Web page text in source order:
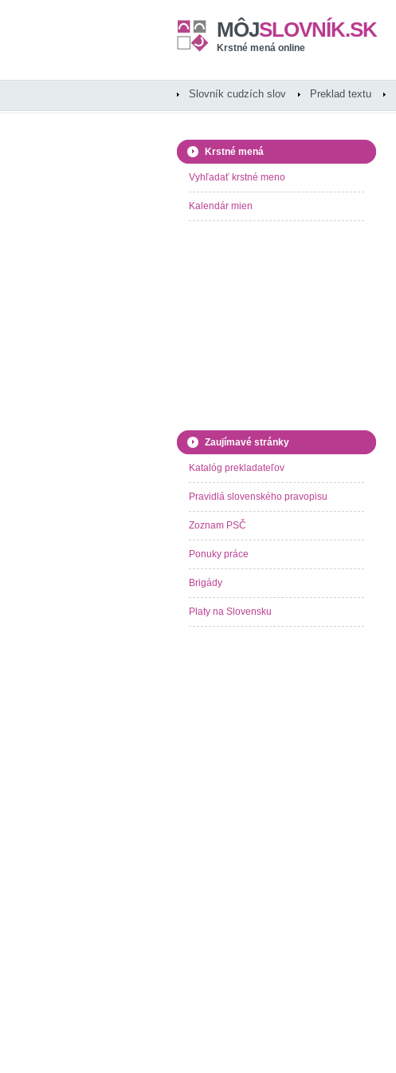
MÔJSLOVNÍK.SK
Krstné mená online
Slovník cudzích slov Preklad textu
Krstné mená
Vyhľadať krstné meno
Kalendár mien
Zaujímavé stránky
Katalóg prekladateľov
Pravidlá slovenského pravopisu
Zoznam PSČ
Ponuky práce
Brigády
Platy na Slovensku